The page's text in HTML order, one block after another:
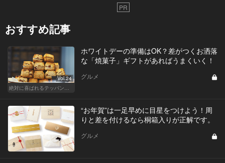
PR
おすすめ記事
Vol.24
絶対に喜ばれるテッパン手土産
ホワイトデーの準備はOK？差がつくお洒落
な「焼菓子」ギフトがあればうまくいく！
グルメ
“お年賀”は一足早めに目星をつけよう！周
りと差を付けるなら桐箱入りが正解です。
グルメ